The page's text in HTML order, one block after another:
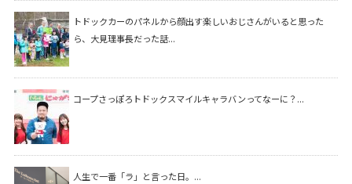
トドックカーのパネルから顔出す楽しいおじさんがいると思った
ら、大見理事長だった話...
コープさっぽろトドックスマイルキャラバンってなーに？...
人生で一番「ラ」と言った日。...